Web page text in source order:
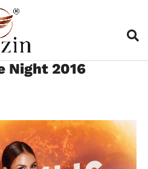
Night 2016